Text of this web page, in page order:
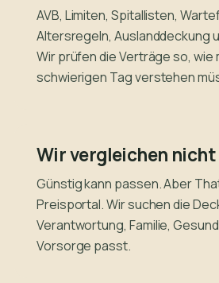
AVB, Limiten, Spitallisten,
Altersregeln, Auslanddeckung
Wir prüfen die Verträge so, wie
schwierigen Tag verstehen
Wir vergleichen
Günstig kann passen. Aber
Preisportal. Wir suchen die
Verantwortung, Familie,
Vorsorge passt.